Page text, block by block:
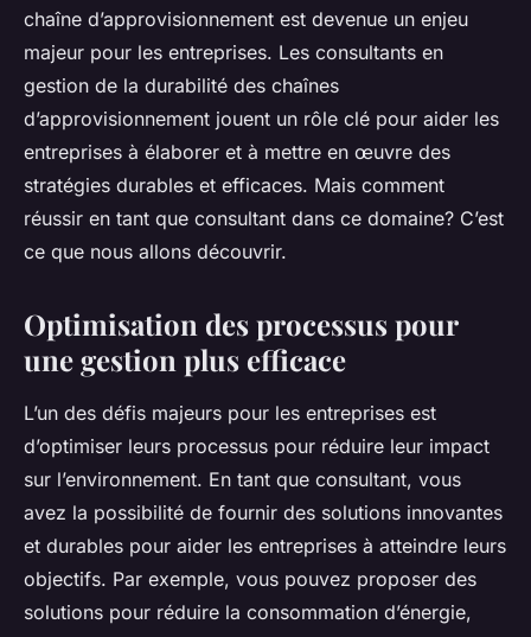
chaîne d’approvisionnement est devenue un enjeu
majeur pour les entreprises. Les consultants en
gestion de la durabilité des chaînes
d’approvisionnement jouent un rôle clé pour aider les
entreprises à élaborer et à mettre en œuvre des
stratégies durables et efficaces. Mais comment
réussir en tant que consultant dans ce domaine? C’est
ce que nous allons découvrir.
Optimisation des processus pour
une gestion plus efficace
L’un des défis majeurs pour les entreprises est
d’optimiser leurs processus pour réduire leur impact
sur l’environnement. En tant que consultant, vous
avez la possibilité de fournir des solutions innovantes
et durables pour aider les entreprises à atteindre leurs
objectifs. Par exemple, vous pouvez proposer des
solutions pour réduire la consommation d’énergie,